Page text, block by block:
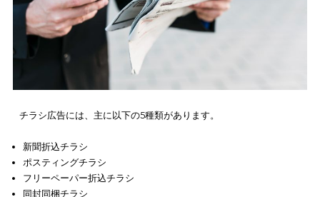
チラシ広告は5種類ある